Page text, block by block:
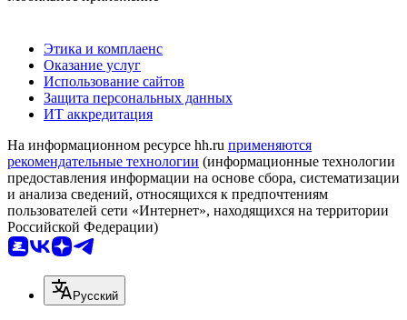
Этика и комплаенс
Оказание услуг
Использование сайтов
Защита персональных данных
ИТ аккредитация
На информационном ресурсе hh.ru применяются
рекомендательные технологии (информационные технологии
предоставления информации на основе сбора, систематизации
и анализа сведений, относящихся к предпочтениям
пользователей сети «Интернет», находящихся на территории
Российской Федерации)
Русский